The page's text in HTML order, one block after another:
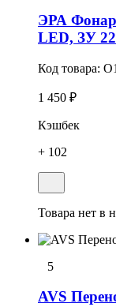
ЭРА
LED, ЗУ
Код товара:
1 450 ₽
Кэшбек
+ 102
Товара нет в
5
AVS